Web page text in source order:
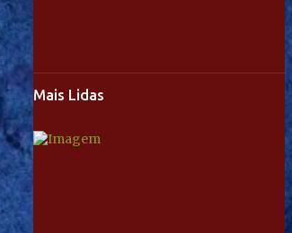
Mais Lidas